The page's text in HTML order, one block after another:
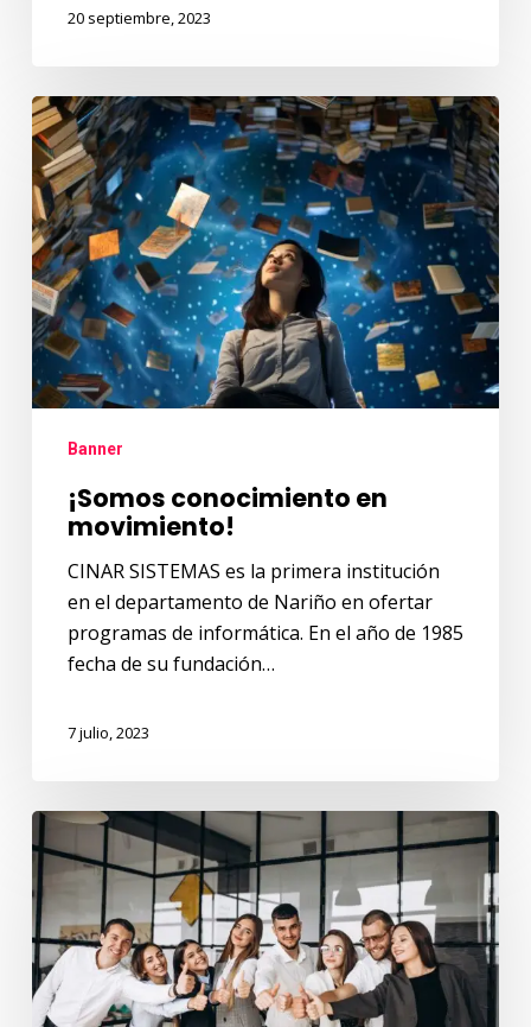
20 septiembre, 2023
¡Somos
conocimiento
en
movimiento!
Banner
¡Somos conocimiento en
movimiento!
CINAR SISTEMAS es la primera institución
en el departamento de Nariño en ofertar
programas de informática. En el año de 1985
fecha de su fundación…
7 julio, 2023
Curso:
Preparación
pruebas
concurso
de
Méritos
del